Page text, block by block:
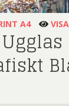
A4 VISA